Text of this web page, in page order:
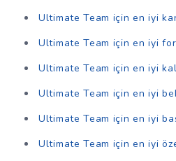
Ultimate Team için en iyi
Ultimate Team için en iyi
Ultimate Team için en iyi
Ultimate Team için en iyi
Ultimate Team için en iyi
Ultimate Team için en iyi